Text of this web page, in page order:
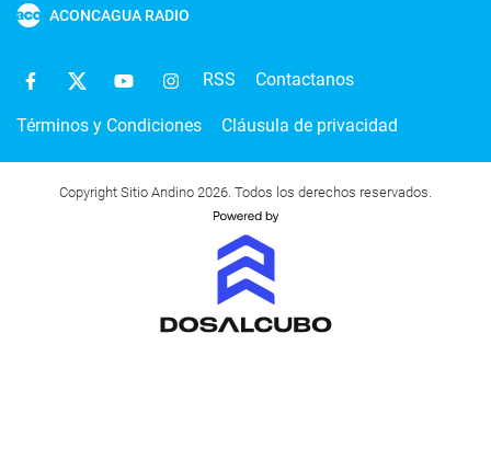
ACONCAGUA RADIO
RSS Contactanos
Términos y Condiciones Cláusula de privacidad
Copyright Sitio Andino 2026. Todos los derechos reservados.